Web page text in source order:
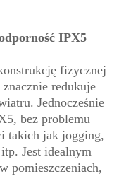
IPX5
fizycznej
redukuje
Jednocześnie
bez problemu
takich jak jogging,
Jest idealnym
pomieszczeniach,